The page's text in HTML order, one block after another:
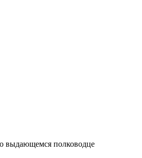
выдающемся полководце